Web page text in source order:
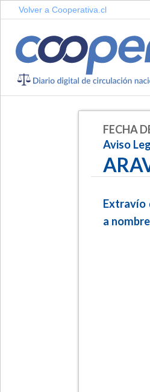
Volver a Cooperativa.cl
FECHA
Aviso
Extravío
a